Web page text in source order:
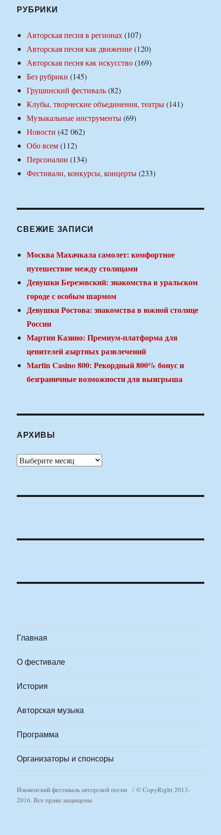
РУБРИКИ
Авторская песня в регионах(107)
Авторская песня как движение(120)
Авторская песня как искусство(169)
Без рубрики (145)
Грушинский фестиваль(82)
Клубы, творческие объединения, театры(141)
Музыкальные инструменты(69)
Новости (42 062)
Обо всем(112)
Персоналии (134)
Фестивали, конкурсы, концерты(233)
СВЕЖИЕ ЗАПИСИ
Москва Махачкала самолет: комфортное
путешествие между столицами
Девушки Березовский: знакомства в уральском
городе с особым шармом
Девушки Ростова: знакомства в южной столице
России
Мартин Казино: Премиум-платформа для
ценителей азартных развлечений
Martin Casino 800: Рекордный 800% бонус и
безграничные возможности для выигрыша
АРХИВЫ
Архивы
Главная
О фестивале
История
Авторская музыка
Программа
Организаторы и спонсоры
Ильменский фестиваль авторской песни
© CopyRight 2013-
2016. Все права защищены